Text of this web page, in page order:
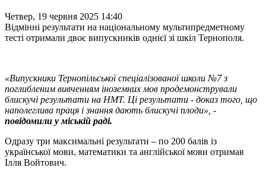
Четвер, 19 червня 2025 14:40
Відмінні результати на національному мультипредметному
тесті отримали двоє випускників однієї зі шкіл Тернополя.
«Випускники Тернопільської спеціалізованої школи №7 з
поглибленим вивченням іноземних мов продемонстрували
блискучі результати на НМТ. Ці результати - доказ того, що
наполеглива праця і знання дають блискучі плоди», -
повідомили у міській раді.
Одразу три максимальні результати – по 200 балів із
української мови, математики та англійської мови отримав
Ілля Войтович.